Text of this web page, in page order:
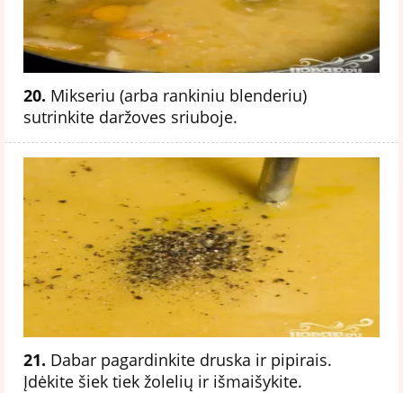
20. Mikseriu (arba rankiniu blenderiu)
sutrinkite daržoves sriuboje.
21. Dabar pagardinkite druska ir pipirais.
Įdėkite šiek tiek žolelių ir išmaišykite.